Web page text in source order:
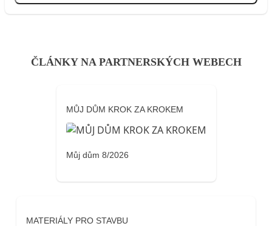
ČLÁNKY NA PARTNERSKÝCH WEBECH
MŮJ DŮM KROK ZA KROKEM
Můj dům 8/2026
MATERIÁLY PRO STAVBU